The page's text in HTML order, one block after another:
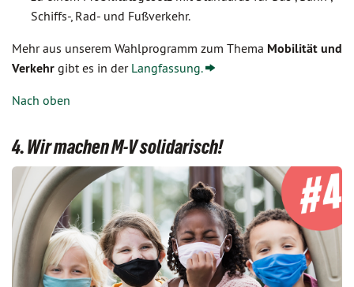
Schiffs-, Rad- und Fußverkehr.
Mehr aus unserem Wahlprogramm zum Thema Mobilität und
Verkehr gibt es in der Langfassung.
Nach oben
4. Wir machen M-V solidarisch!